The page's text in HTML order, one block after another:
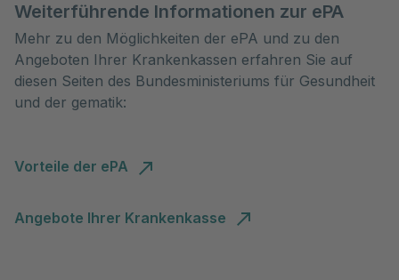
Weiterführende Informationen zur ePA
Mehr zu den Möglichkeiten der ePA und zu den
Angeboten Ihrer Krankenkassen erfahren Sie auf
diesen Seiten des Bundesministeriums für Gesundheit
und der gematik:
Vorteile der ePA
Angebote Ihrer Krankenkasse